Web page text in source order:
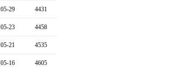
05-29 4431
05-23 4458
05-21 4535
05-16 4605